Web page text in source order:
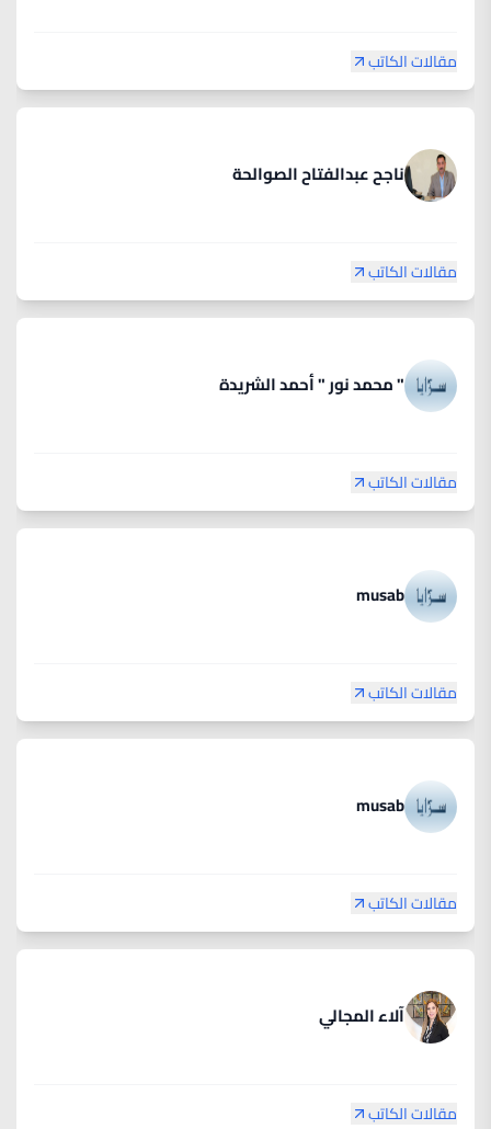
مقالات الكاتب
ناجح عبدالفتاح الصوالحة
مقالات الكاتب
" محمد نور " أحمد الشريدة
مقالات الكاتب
musab
مقالات الكاتب
musab
مقالات الكاتب
آلاء المجالي
مقالات الكاتب